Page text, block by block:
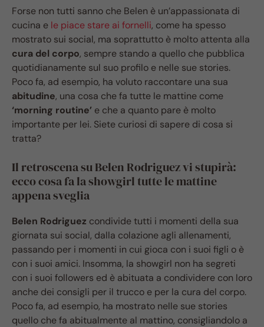
Forse non tutti sanno che Belen è un’appassionata di
cucina e le piace stare ai fornelli, come ha spesso
mostrato sui social, ma soprattutto è molto attenta alla
cura del corpo, sempre stando a quello che pubblica
quotidianamente sul suo profilo e nelle sue stories.
Poco fa, ad esempio, ha voluto raccontare una sua
abitudine, una cosa che fa tutte le mattine come
‘morning routine’ e che a quanto pare è molto
importante per lei. Siete curiosi di sapere di cosa si
tratta?
Il retroscena su Belen Rodriguez vi stupirà:
ecco cosa fa la showgirl tutte le mattine
appena sveglia
Belen Rodriguez condivide tutti i momenti della sua
giornata sui social, dalla colazione agli allenamenti,
passando per i momenti in cui gioca con i suoi figli o è
con i suoi amici. Insomma, la showgirl non ha segreti
con i suoi followers ed è abituata a condividere con loro
anche dei consigli per il trucco e per la cura del corpo.
Poco fa, ad esempio, ha mostrato nelle sue stories
quello che fa abitualmente al mattino, consigliandolo a